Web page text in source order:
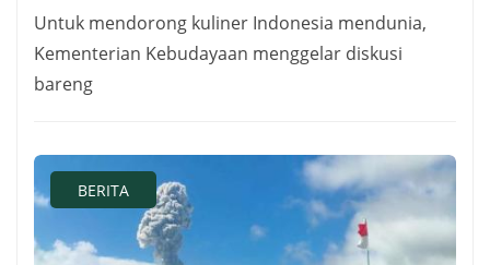
Untuk mendorong kuliner Indonesia mendunia,
Kementerian Kebudayaan menggelar diskusi
bareng
BERITA